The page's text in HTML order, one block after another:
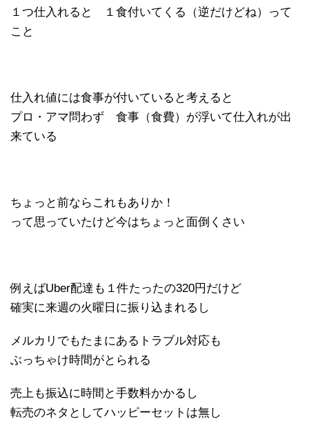
１つ仕入れると １食付いてくる（逆だけどね）って
こと
仕入れ値には食事が付いていると考えると
プロ・アマ問わず 食事（食費）が浮いて仕入れが出
来ている
ちょっと前ならこれもありか！
って思っていたけど今はちょっと面倒くさい
例えばUber配達も１件たったの320円だけど
確実に来週の火曜日に振り込まれるし
メルカリでもたまにあるトラブル対応も
ぶっちゃけ時間がとられる
売上も振込に時間と手数料かかるし
転売のネタとしてハッピーセットは無し